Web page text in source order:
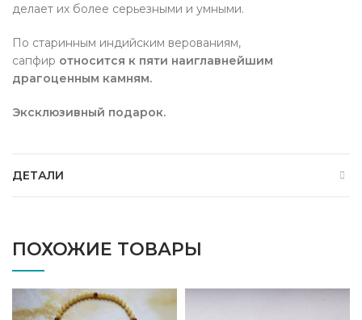
делает их более серьезными и умными.
По старинным индийским верованиям,
сапфир относится к пяти наиглавнейшим
драгоценным камням.
Эксклюзивный подарок.
ДЕТАЛИ
ПОХОЖИЕ ТОВАРЫ